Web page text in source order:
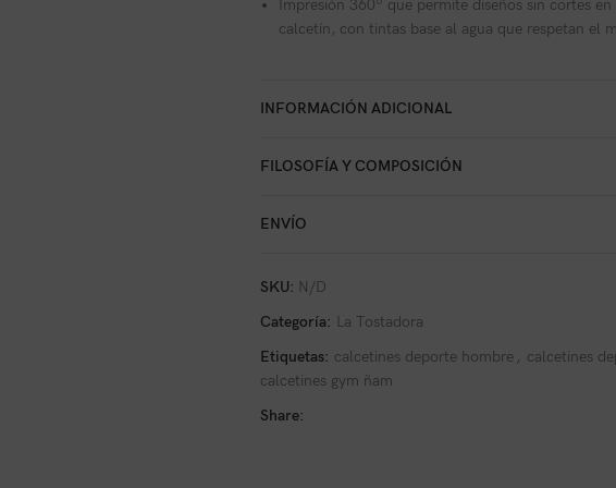
Impresión 360º que permite diseños sin cortes
calcetín, con tintas base al agua que respetan el
INFORMACIÓN ADICIONAL
FILOSOFÍA Y COMPOSICIÓN
ENVÍO
SKU: N/D
Categoría: La Tostadora
Etiquetas: calcetines deporte hombre , calcetines
calcetines gym ñam
Share: